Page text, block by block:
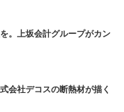
。上坂会計グループがカン
会社デコスの断熱材が描く